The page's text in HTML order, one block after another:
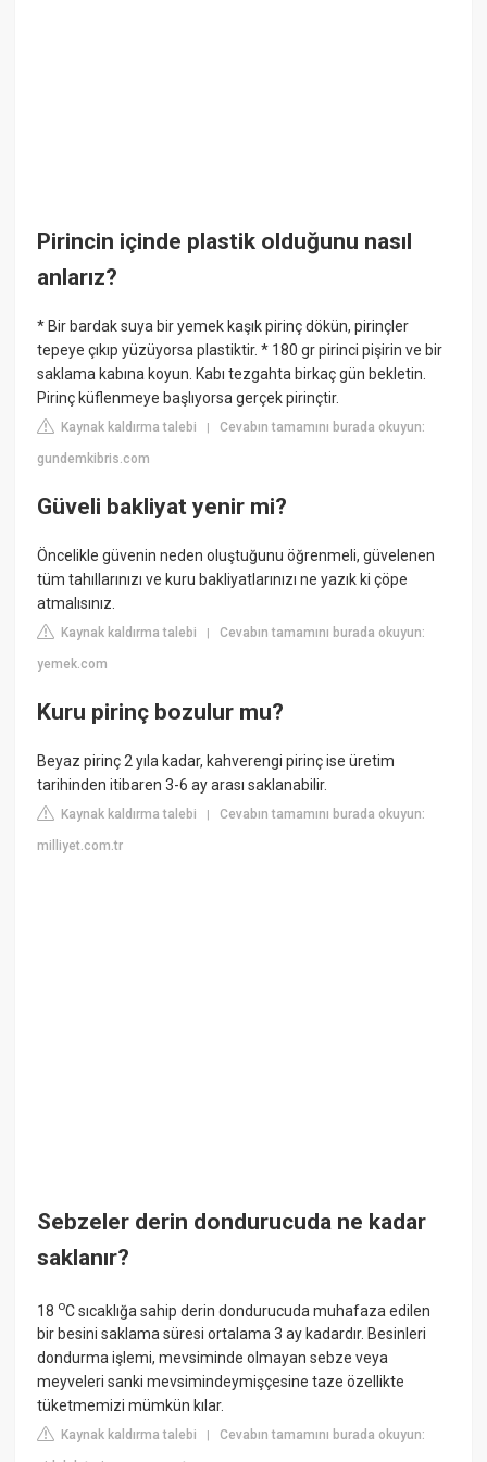
Pirincin içinde plastik olduğunu nasıl
anlarız?
* Bir bardak suya bir yemek kaşık pirinç dökün, pirinçler
tepeye çıkıp yüzüyorsa plastiktir. * 180 gr pirinci pişirin ve bir
saklama kabına koyun. Kabı tezgahta birkaç gün bekletin.
Pirinç küflenmeye başlıyorsa gerçek pirinçtir.
Kaynak kaldırma talebi |Cevabın tamamını burada okuyun:
gundemkibris.com
Güveli bakliyat yenir mi?
Öncelikle güvenin neden oluştuğunu öğrenmeli, güvelenen
tüm tahıllarınızı ve kuru bakliyatlarınızı ne yazık ki çöpe
atmalısınız.
Kaynak kaldırma talebi |Cevabın tamamını burada okuyun:
yemek.com
Kuru pirinç bozulur mu?
Beyaz pirinç 2 yıla kadar, kahverengi pirinç ise üretim
tarihinden itibaren 3-6 ay arası saklanabilir.
Kaynak kaldırma talebi |Cevabın tamamını burada okuyun:
milliyet.com.tr
Sebzeler derin dondurucuda ne kadar
saklanır?
18 oC sıcaklığa sahip derin dondurucuda muhafaza edilen
bir besini saklama süresi ortalama 3 ay kadardır. Besinleri
dondurma işlemi, mevsiminde olmayan sebze veya
meyveleri sanki mevsimindeymişçesine taze özellikte
tüketmemizi mümkün kılar.
Kaynak kaldırma talebi |Cevabın tamamını burada okuyun: